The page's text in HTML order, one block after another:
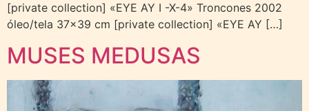
[private collection] «EYE AY I -X-4» Troncones 2002
óleo/tela 37×39 cm [private collection] «EYE AY […]
MUSES MEDUSAS